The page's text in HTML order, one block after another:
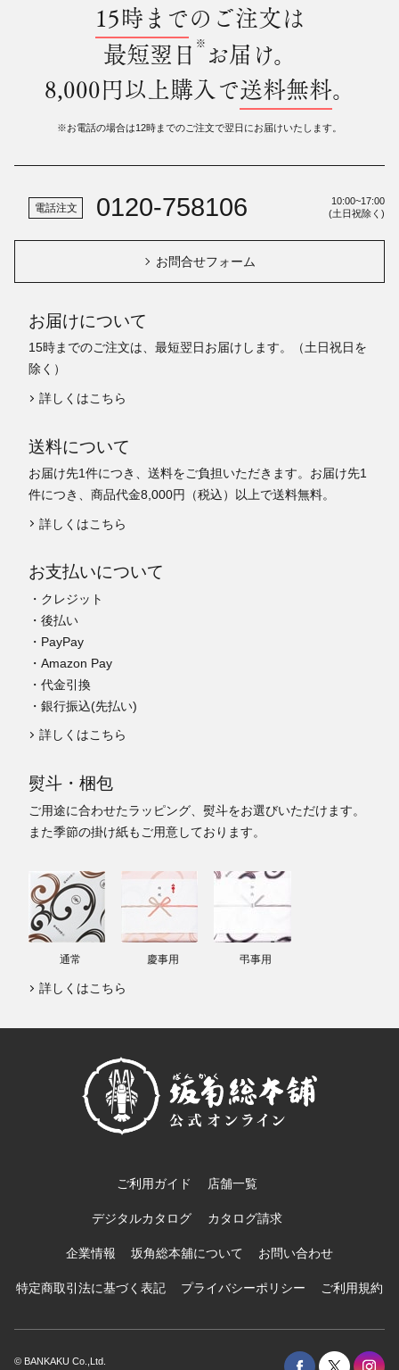
15時までのご注文は
最短翌日 ※ お届け。
8,000円以上購入で送料無料。
※お電話の場合は12時までのご注文で翌日にお届けいたします。
電話注文 0120-758106
10:00~17:00
(土日祝除く)
お問合せフォーム
お届けについて
15時までのご注文は、最短翌日お届けします。（土日祝日を
除く）
詳しくはこちら
送料について
お届け先1件につき、送料をご負担いただきます。お届け先1
件につき、商品代金8,000円（税込）以上で送料無料。
詳しくはこちら
お支払いについて
・クレジット
・後払い
・PayPay
・Amazon Pay
・代金引換
・銀行振込(先払い)
詳しくはこちら
熨斗・梱包
ご用途に合わせたラッピング、熨斗をお選びいただけます。
また季節の掛け紙もご用意しております。
通常 慶事用 弔事用
詳しくはこちら
ご利用ガイド 店舗一覧
デジタルカタログ カタログ請求
企業情報 坂角総本舖について お問い合わせ
特定商取引法に基づく表記 プライバシーポリシー ご利用規約
© BANKAKU Co.,Ltd.